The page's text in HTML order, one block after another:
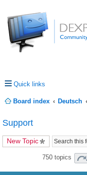
Quick links
Board index Deutsch
Support
New Topic
750 topics